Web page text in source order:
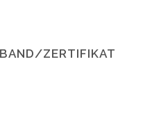
ZERTIFIKAT